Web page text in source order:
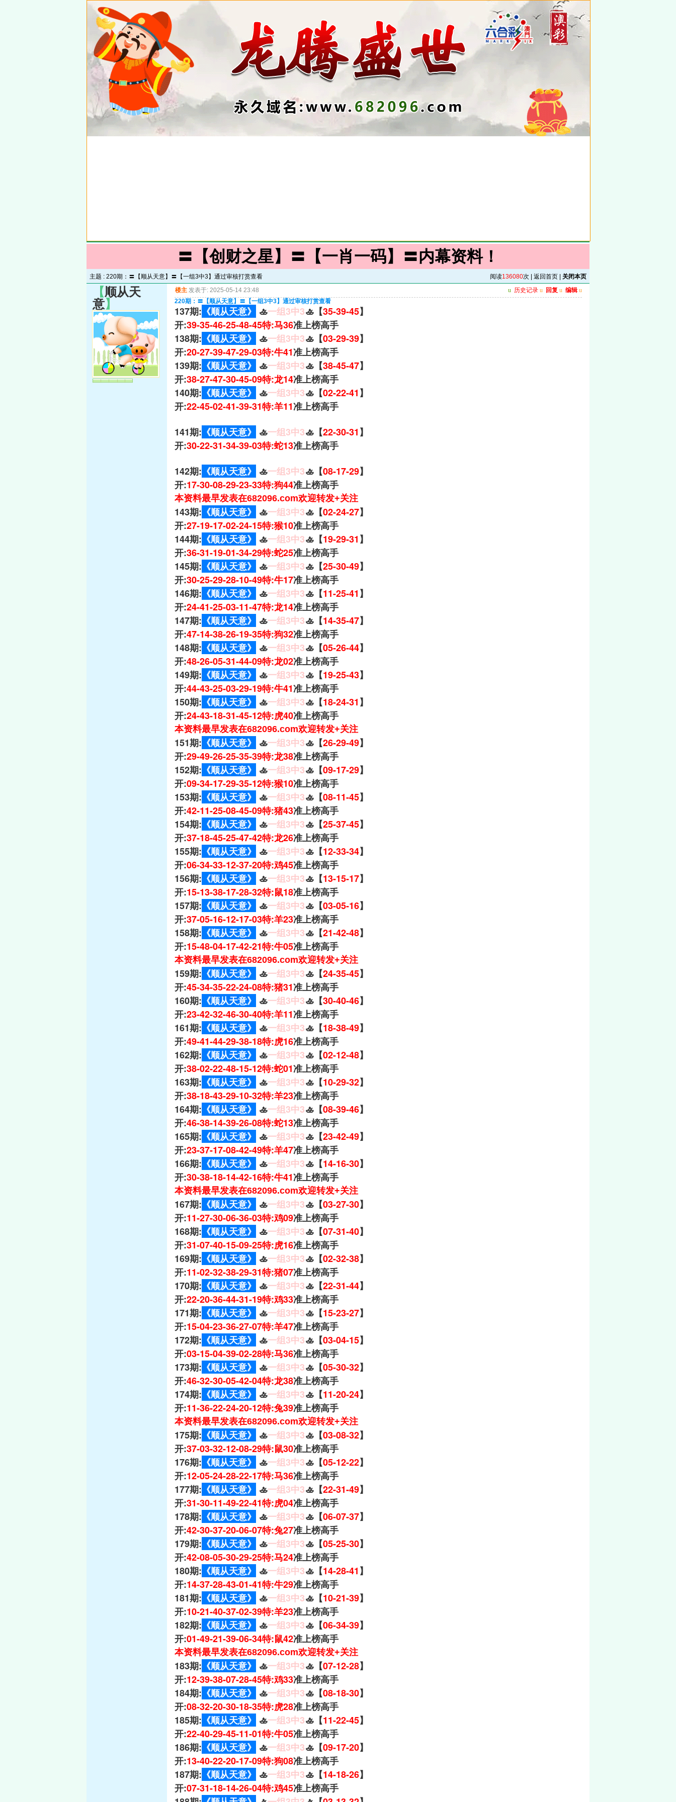
〓【创财之星】〓【一肖一码】〓内幕资料！
主题 : 220期：〓【顺从天意】〓【一组3中3】通过审核打赏查看 阅读136080次 | 返回首页 关闭本页
【顺从天
意】
楼主 发表于: 2025-05-14 23:48 u 历史记录 u 回复 u 编辑 u
220期：〓【顺从天意】〓【一组3中3】通过审核打赏查看
137期: 《顺从天意》 🚣一组3中3🚣【35-39-45】
开:39-35-46-25-48-45特:马36准上榜高手
138期: 《顺从天意》 🚣一组3中3🚣【03-29-39】
开:20-27-39-47-29-03特:牛41准上榜高手
139期: 《顺从天意》 🚣一组3中3🚣【38-45-47】
开:38-27-47-30-45-09特:龙14准上榜高手
140期: 《顺从天意》 🚣一组3中3🚣【02-22-41】
开:22-45-02-41-39-31特:羊11准上榜高手
141期: 《顺从天意》 🚣一组3中3🚣【22-30-31】
开:30-22-31-34-39-03特:蛇13准上榜高手
142期: 《顺从天意》 🚣一组3中3🚣【08-17-29】
开:17-30-08-29-23-33特:狗44准上榜高手
本资料最早发表在682096.com欢迎转发+关注
143期: 《顺从天意》 🚣一组3中3🚣【02-24-27】
开:27-19-17-02-24-15特:猴10准上榜高手
144期: 《顺从天意》 🚣一组3中3🚣【19-29-31】
开:36-31-19-01-34-29特:蛇25准上榜高手
145期: 《顺从天意》 🚣一组3中3🚣【25-30-49】
开:30-25-29-28-10-49特:牛17准上榜高手
146期: 《顺从天意》 🚣一组3中3🚣【11-25-41】
开:24-41-25-03-11-47特:龙14准上榜高手
147期: 《顺从天意》 🚣一组3中3🚣【14-35-47】
开:47-14-38-26-19-35特:狗32准上榜高手
148期: 《顺从天意》 🚣一组3中3🚣【05-26-44】
开:48-26-05-31-44-09特:龙02准上榜高手
149期: 《顺从天意》 🚣一组3中3🚣【19-25-43】
开:44-43-25-03-29-19特:牛41准上榜高手
150期: 《顺从天意》 🚣一组3中3🚣【18-24-31】
开:24-43-18-31-45-12特:虎40准上榜高手
本资料最早发表在682096.com欢迎转发+关注
151期: 《顺从天意》 🚣一组3中3🚣【26-29-49】
开:29-49-26-25-35-39特:龙38准上榜高手
152期: 《顺从天意》 🚣一组3中3🚣【09-17-29】
开:09-34-17-29-35-12特:猴10准上榜高手
153期: 《顺从天意》 🚣一组3中3🚣【08-11-45】
开:42-11-25-08-45-09特:猪43准上榜高手
154期: 《顺从天意》 🚣一组3中3🚣【25-37-45】
开:37-18-45-25-47-42特:龙26准上榜高手
155期: 《顺从天意》 🚣一组3中3🚣【12-33-34】
开:06-34-33-12-37-20特:鸡45准上榜高手
156期: 《顺从天意》 🚣一组3中3🚣【13-15-17】
开:15-13-38-17-28-32特:鼠18准上榜高手
157期: 《顺从天意》 🚣一组3中3🚣【03-05-16】
开:37-05-16-12-17-03特:羊23准上榜高手
158期: 《顺从天意》 🚣一组3中3🚣【21-42-48】
开:15-48-04-17-42-21特:牛05准上榜高手
本资料最早发表在682096.com欢迎转发+关注
159期: 《顺从天意》 🚣一组3中3🚣【24-35-45】
开:45-34-35-22-24-08特:猪31准上榜高手
160期: 《顺从天意》 🚣一组3中3🚣【30-40-46】
开:23-42-32-46-30-40特:羊11准上榜高手
161期: 《顺从天意》 🚣一组3中3🚣【18-38-49】
开:49-41-44-29-38-18特:虎16准上榜高手
162期: 《顺从天意》 🚣一组3中3🚣【02-12-48】
开:38-02-22-48-15-12特:蛇01准上榜高手
163期: 《顺从天意》 🚣一组3中3🚣【10-29-32】
开:38-18-43-29-10-32特:羊23准上榜高手
164期: 《顺从天意》 🚣一组3中3🚣【08-39-46】
开:46-38-14-39-26-08特:蛇13准上榜高手
165期: 《顺从天意》 🚣一组3中3🚣【23-42-49】
开:23-37-17-08-42-49特:羊47准上榜高手
166期: 《顺从天意》 🚣一组3中3🚣【14-16-30】
开:30-38-18-14-42-16特:牛41准上榜高手
本资料最早发表在682096.com欢迎转发+关注
167期: 《顺从天意》 🚣一组3中3🚣【03-27-30】
开:11-27-30-06-36-03特:鸡09准上榜高手
168期: 《顺从天意》 🚣一组3中3🚣【07-31-40】
开:31-07-40-15-09-25特:虎16准上榜高手
169期: 《顺从天意》 🚣一组3中3🚣【02-32-38】
开:11-02-32-38-29-31特:猪07准上榜高手
170期: 《顺从天意》 🚣一组3中3🚣【22-31-44】
开:22-20-36-44-31-19特:鸡33准上榜高手
171期: 《顺从天意》 🚣一组3中3🚣【15-23-27】
开:15-04-23-36-27-07特:羊47准上榜高手
172期: 《顺从天意》 🚣一组3中3🚣【03-04-15】
开:03-15-04-39-02-28特:马36准上榜高手
173期: 《顺从天意》 🚣一组3中3🚣【05-30-32】
开:46-32-30-05-42-04特:龙38准上榜高手
174期: 《顺从天意》 🚣一组3中3🚣【11-20-24】
开:11-36-22-24-20-12特:兔39准上榜高手
本资料最早发表在682096.com欢迎转发+关注
175期: 《顺从天意》 🚣一组3中3🚣【03-08-32】
开:37-03-32-12-08-29特:鼠30准上榜高手
176期: 《顺从天意》 🚣一组3中3🚣【05-12-22】
开:12-05-24-28-22-17特:马36准上榜高手
177期: 《顺从天意》 🚣一组3中3🚣【22-31-49】
开:31-30-11-49-22-41特:虎04准上榜高手
178期: 《顺从天意》 🚣一组3中3🚣【06-07-37】
开:42-30-37-20-06-07特:兔27准上榜高手
179期: 《顺从天意》 🚣一组3中3🚣【05-25-30】
开:42-08-05-30-29-25特:马24准上榜高手
180期: 《顺从天意》 🚣一组3中3🚣【14-28-41】
开:14-37-28-43-01-41特:牛29准上榜高手
181期: 《顺从天意》 🚣一组3中3🚣【10-21-39】
开:10-21-40-37-02-39特:羊23准上榜高手
182期: 《顺从天意》 🚣一组3中3🚣【06-34-39】
开:01-49-21-39-06-34特:鼠42准上榜高手
本资料最早发表在682096.com欢迎转发+关注
183期: 《顺从天意》 🚣一组3中3🚣【07-12-28】
开:12-39-38-07-28-45特:鸡33准上榜高手
184期: 《顺从天意》 🚣一组3中3🚣【08-18-30】
开:08-32-20-30-18-35特:虎28准上榜高手
185期: 《顺从天意》 🚣一组3中3🚣【11-22-45】
开:22-40-29-45-11-01特:牛05准上榜高手
186期: 《顺从天意》 🚣一组3中3🚣【09-17-20】
开:13-40-22-20-17-09特:狗08准上榜高手
187期: 《顺从天意》 🚣一组3中3🚣【14-18-26】
开:07-31-18-14-26-04特:鸡45准上榜高手